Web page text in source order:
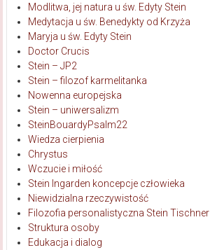
Modlitwa, jej natura u św. Edyty Stein
Medytacja u św. Benedykty od Krzyża
Maryja u św. Edyty Stein
Doctor Crucis
Stein – JP2
Stein – filozof karmelitanka
Nowenna europejska
Stein – uniwersalizm
SteinBouardyPsalm22
Wiedza cierpienia
Chrystus
Wczucie i miłość
Stein Ingarden koncepcje człowieka
Niewidzialna rzeczywistość
Filozofia personalistyczna Stein Tischner
Struktura osoby
Edukacja i dialog